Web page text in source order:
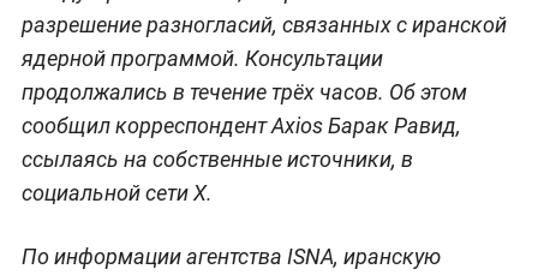
разрешение разногласий, связанных с иранской
ядерной программой. Консультации
продолжались в течение трёх часов. Об этом
сообщил корреспондент Axios Барак Равид,
ссылаясь на собственные источники, в
социальной сети X.
По информации агентства ISNA, иранскую